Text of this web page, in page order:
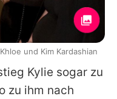
Kylie sogar zu
zu ihm nach
und Kim Kardashian